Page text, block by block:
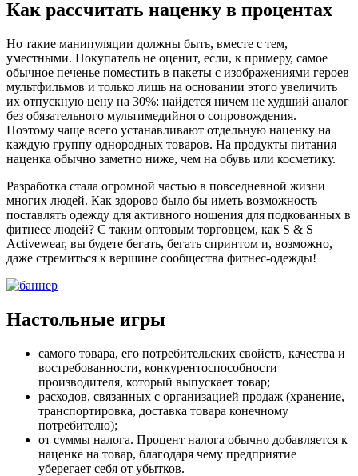
Как рассчитать наценку в процентах
Но такие манипуляции должны быть, вместе с тем,
уместными. Покупатель не оценит, если, к примеру, самое
обычное печенье поместить в пакеты с изображениями героев
мультфильмов и только лишь на основании этого увеличить
их отпускную цену на 30%: найдется ничем не худший аналог
без обязательного мультимедийного сопровождения.
Поэтому чаще всего устанавливают отдельную наценку на
каждую группу однородных товаров. На продукты питания
наценка обычно заметно ниже, чем на обувь или косметику.
Разработка стала огромной частью в повседневной жизни
многих людей. Как здорово было бы иметь возможность
поставлять одежду для активного ношения для подкованных в
фитнесе людей? С таким оптовым торговцем, как S & S
Activewear, вы будете бегать, бегать спринтом и, возможно,
даже стремиться к вершине сообщества фитнес-одежды!
Настольные игры
самого товара, его потребительских свойств, качества и
востребованности, конкурентоспособности
производителя, который выпускает товар;
расходов, связанных с организацией продаж (хранение,
транспортировка, доставка товара конечному
потребителю);
от суммы налога. Процент налога обычно добавляется к
наценке на товар, благодаря чему предприятие
уберегает себя от убытков.